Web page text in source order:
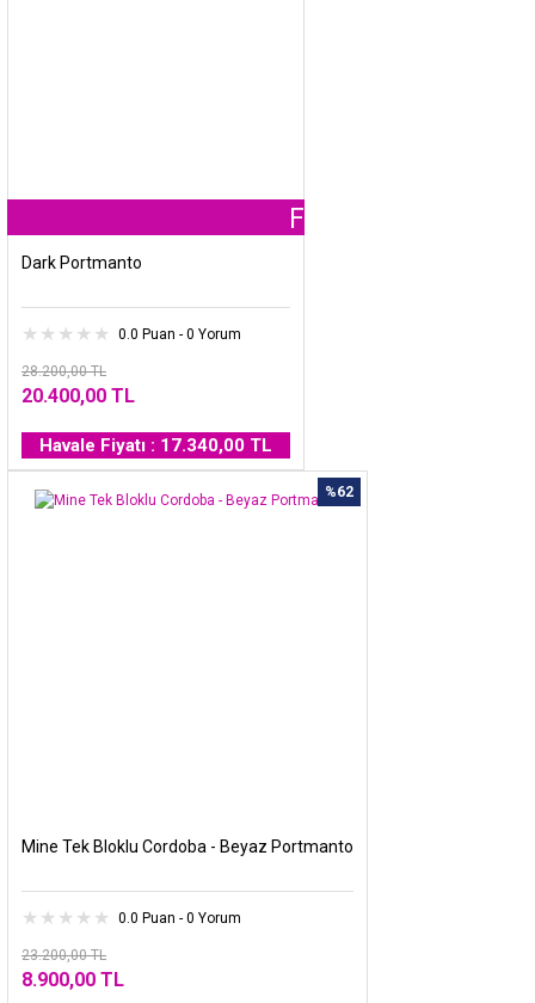
Ürünü
Dark Portmanto
0.0 Puan - 0 Yorum
28.200,00 TL
20.400,00 TL
Havale Fiyatı : 17.340,00 TL
%62
Mine Tek Bloklu Cordoba - Beyaz Portmanto
0.0 Puan - 0 Yorum
23.200,00 TL
8.900,00 TL